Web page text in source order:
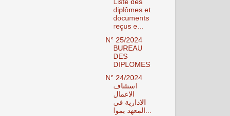
Liste des
diplômes et
documents
reçus e...
N° 25/2024
BUREAU
DES
DIPLOMES
N° 24/2024
استئناف
الاعمال
الادارية في